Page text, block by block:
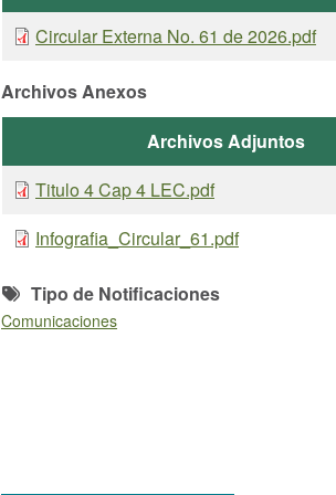
Circular Externa No. 61 de 2026.pdf
Archivos Anexos
Archivos Adjuntos
Titulo 4 Cap 4 LEC.pdf
Infografia_Circular_61.pdf
Tipo de Notificaciones
Comunicaciones